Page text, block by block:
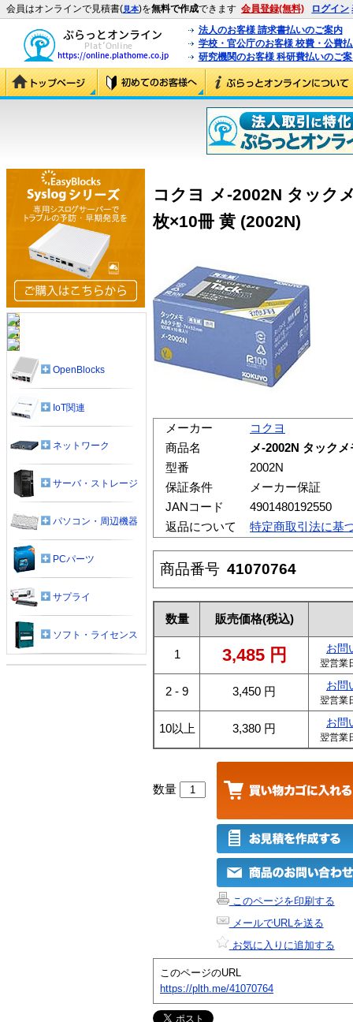
会員はオンラインで見積書(見本)を無料で作成できます 会員登録(無料) ログイン
法人のお客様 請求書払いのご案内
学校・官公庁のお客様 校費・公費
研究機関のお客様 科研費払いのご
コクヨ メ-2002N タック
枚×10冊 黄 (2002N)
メーカー
コクヨ
商品名
メ-2002N タック
型番
2002N
保証条件
メーカー保証
JANコード
4901480192550
返品について
特定商取引法に基
商品番号 41070764
数量 販売価格(税込)
1 3,485 円 お問
翌営業
2 - 9 3,450 円 お問
翌営業
10以上 3,380 円 お問
翌営業
数量
このページを印刷する
メールでURLを送る
お気に入りに追加する
このページのURL
https://plth.me/41070764
OpenBlocks
IoT関連
ネットワーク
サーバ・ストレージ
パソコン・周辺機器
PCパーツ
サプライ
ソフト・ライセンス